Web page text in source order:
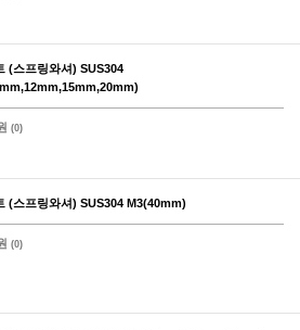
(스프링와셔) SUS304
(0)
(스프링와셔) SUS304 M3(40mm)
(0)